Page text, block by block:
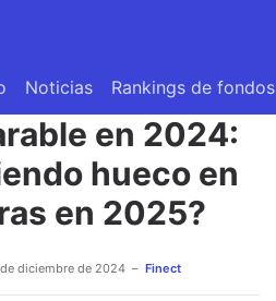
Noticias Rankings de fondos
en 2024:
hueco en
en 2025?
diciembre de 2024 Finect